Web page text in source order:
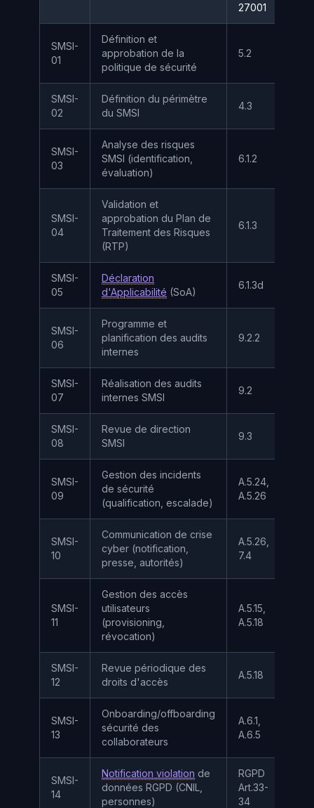
27001
SMSI-
01
Définition et
approbation de la
politique de sécurité
5.2
SMSI-
02
Définition du périmètre
du SMSI
4.3
SMSI-
03
Analyse des risques
SMSI (identification,
évaluation)
6.1.2
SMSI-
04
Validation et
approbation du Plan de
Traitement des Risques
(RTP)
6.1.3
SMSI-
05
Déclaration
d'Applicabilité (SoA)
6.1.3d
SMSI-
06
Programme et
planification des audits
internes
9.2.2
SMSI-
07
Réalisation des audits
internes SMSI
9.2
SMSI-
08
Revue de direction
SMSI
9.3
SMSI-
09
Gestion des incidents
de sécurité
(qualification, escalade)
A.5.24,
A.5.26
SMSI-
10
Communication de crise
cyber (notification,
presse, autorités)
A.5.26,
7.4
SMSI-
11
Gestion des accès
utilisateurs
(provisioning,
révocation)
A.5.15,
A.5.18
SMSI-
12
Revue périodique des
droits d'accès
A.5.18
SMSI-
13
Onboarding/offboarding
sécurité des
collaborateurs
A.6.1,
A.6.5
SMSI-
14
Notification violation de
données RGPD (CNIL,
personnes)
RGPD
Art.33-
34